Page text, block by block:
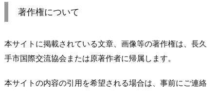
著作権について
本サイトに掲載されている文章、画像等の著作権は、長久
手市国際交流協会または原著作者に帰属します。
本サイトの内容の引用を希望される場合は、事前にご連絡